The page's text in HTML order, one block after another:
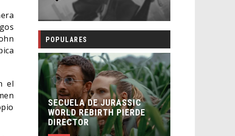
el
POPULARES
DE JURASSIC
REBIRTH PIERDE
RESEÑA LA INVITACIÓN:
OLIVIA WILDE REFLEXIONA
SOBRE LA VIDA CONYUGAL